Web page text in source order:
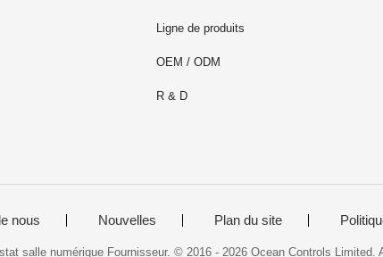
Ligne de produits
OEM / ODM
R & D
nous Nouvelles Plan du site
salle numérique Fournisseur. © 2016 - 2026 Ocean Controls Limited.